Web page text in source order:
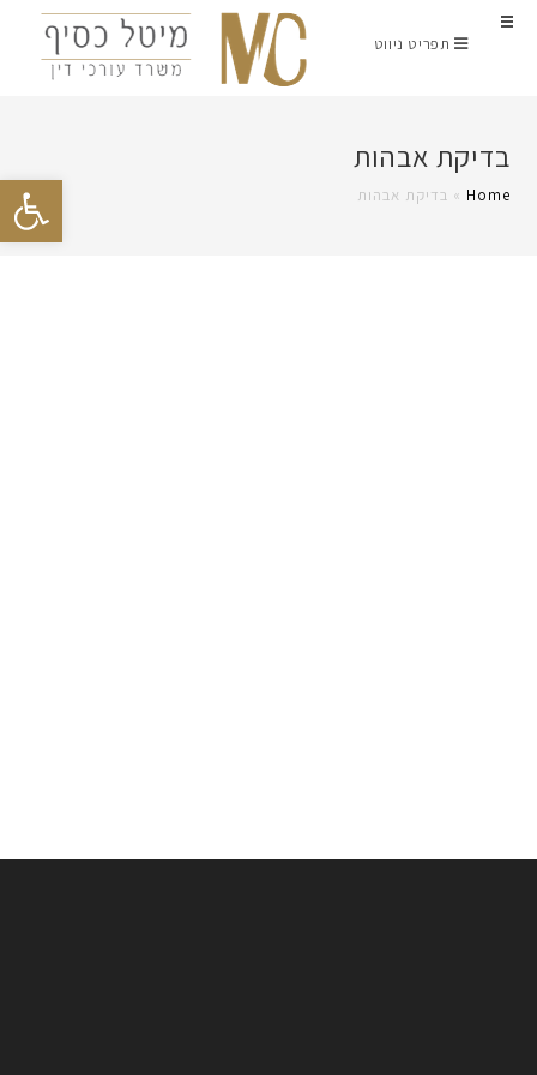
פתח סרגל נגישות
תפריט ניווט
בדיקת אבהות
Home
» בדיקת אבהות